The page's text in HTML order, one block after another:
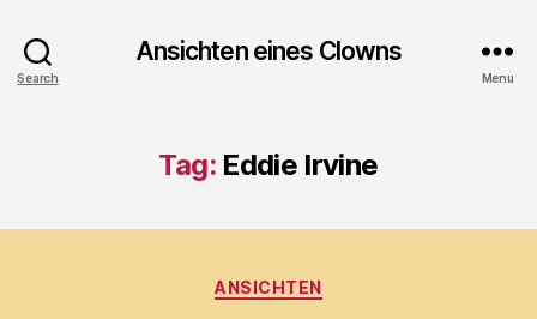
Search
Ansichten eines Clowns
Menu
Tag: Eddie Irvine
Categories
ANSICHTEN